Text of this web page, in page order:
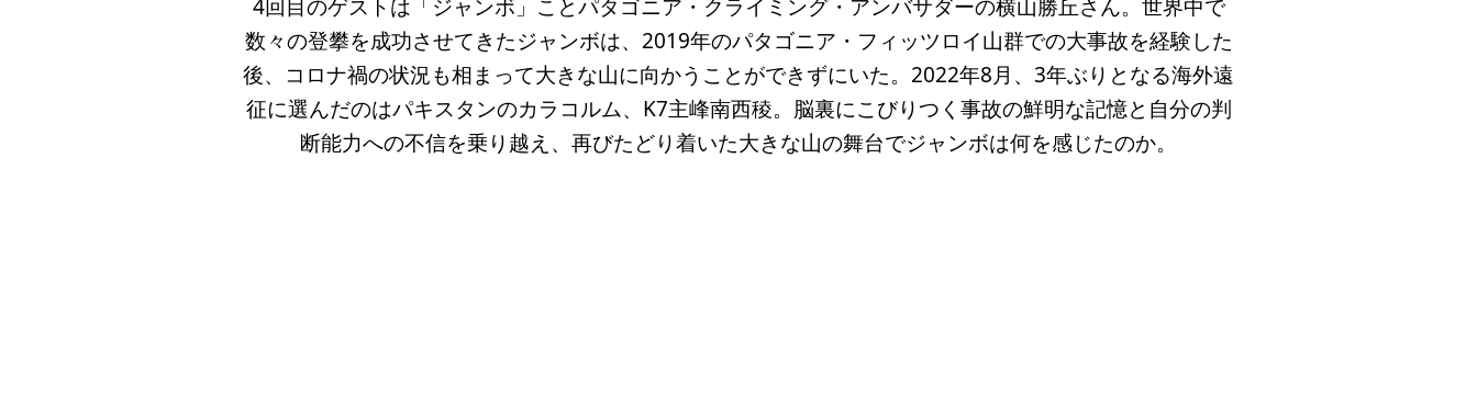
4回目のゲストは「ジャンボ」ことパタゴニア・クライミング・アンバサダーの横山勝丘さん。世界中で
数々の登攀を成功させてきたジャンボは、2019年のパタゴニア・フィッツロイ山群での大事故を経験した
後、コロナ禍の状況も相まって大きな山に向かうことができずにいた。2022年8月、3年ぶりとなる海外遠
征に選んだのはパキスタンのカラコルム、K7主峰南西稜。脳裏にこびりつく事故の鮮明な記憶と自分の判
断能力への不信を乗り越え、再びたどり着いた大きな山の舞台でジャンボは何を感じたのか。